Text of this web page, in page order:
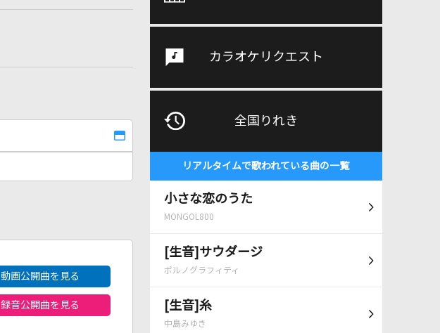
カラオケリクエスト
全国りれき
リアルタイムで歌われている曲の一覧
小さな恋のうた
MONGOL800
[生音]サウダージ
ポルノグラフィティ
[生音]糸
中島みゆき
動画公開曲を見る
録音公開曲を見る